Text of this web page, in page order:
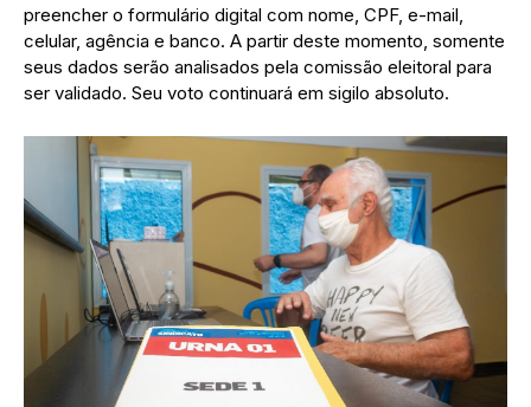
preencher o formulário digital com nome, CPF, e-mail,
celular, agência e banco. A partir deste momento, somente
seus dados serão analisados pela comissão eleitoral para
ser validado. Seu voto continuará em sigilo absoluto.